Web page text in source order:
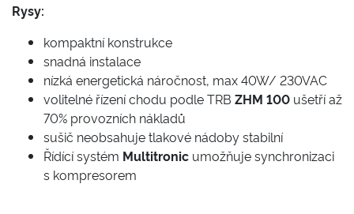
Rysy:
kompaktní konstrukce
snadná instalace
nízká energetická náročnost, max 40W/ 230VAC
volitelné řízení chodu podle TRB ZHM 100 ušetří až
70% provozních nákladů
sušič neobsahuje tlakové nádoby stabilní
Řídící systém Multitronic umožňuje synchronizaci
s kompresorem